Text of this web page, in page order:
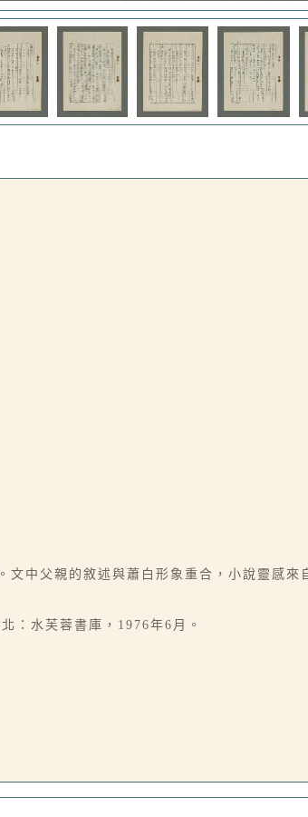
中父親的敘述與蕭白形象重合，小說靈感
：水芙蓉書庫，1976年6月。